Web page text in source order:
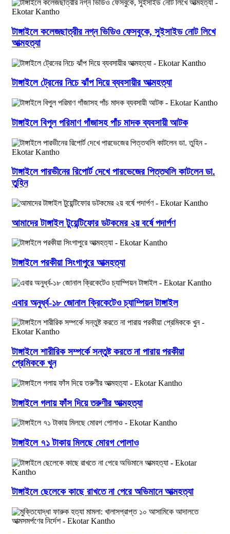
টাঙ্গাইলে কলেজছাত্রীর নগ্ন ভিডিও ফেসবুকে, সুইসাইড নোট লিখে
আত্মহত্যা
টাঙ্গাইলে ট্রেনের নিচে ঝাঁপ দিয়ে ব্যবসায়ীর আত্মহত্যা
টাঙ্গাইলে বিপুল পরিমাণ গাঁজাসহ পাঁচ মাদক ব্যবসায়ী আটক
টাঙ্গাইলে পারভীনের রিপোর্ট দেখে পারভেজের পিত্তথলি কাটলেন ডা.
তুহিন
আমাদের টাঙ্গাইল টুয়েন্টিফোর ডটকমের ২য় বর্ষে পদার্পণ
টাঙ্গাইলে পরকীয়া সিংগাপুরে আত্মহত্যা
এবার অনুর্ধ্ব-১৮ জোনাল ক্রিকেটেও চ্যাম্পিয়ন টাঙ্গাইল
টাঙ্গাইলে শারীরিক সম্পর্কে সন্তুষ্ট করতে না পারায় পরকীয়া
প্রেমিককে খুন
টাঙ্গাইলে গলায় ফাঁস দিয়ে তরুণীর আত্মহত্যা
টাঙ্গাইলে ৭১ টাকায় মিলছে মোরগ পোলাও
টাঙ্গাইলে ছেলেকে কাছে রাখতে না পেরে অভিমানে আত্মহত্যা